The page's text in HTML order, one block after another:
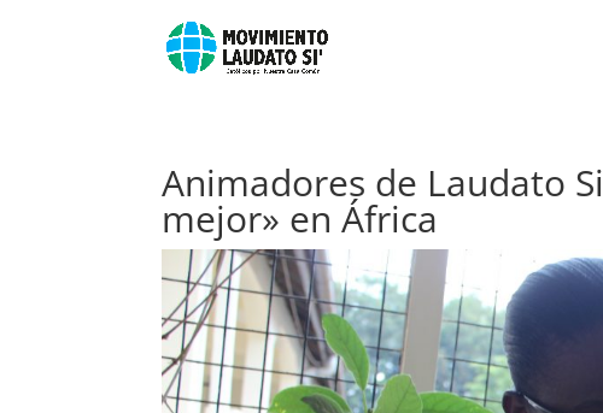
Animadores de Laudato
mejor» en África